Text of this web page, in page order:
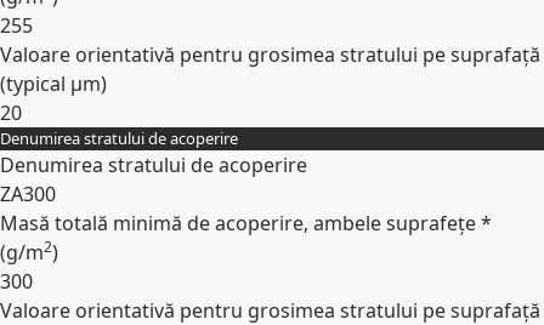
255
Valoare orientativă pentru grosimea stratului pe suprafață
(typical µm)
20
Expand
Denumirea stratului de acoperire
Denumirea stratului de acoperire
ZA300
Masă totală minimă de acoperire, ambele suprafețe *
(g/m2)
300
Valoare orientativă pentru grosimea stratului pe suprafață